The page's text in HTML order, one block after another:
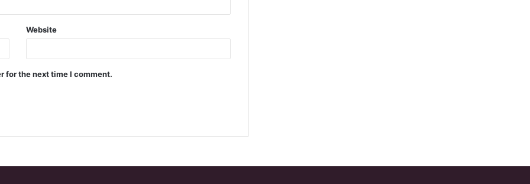
Website
for the next time I comment.